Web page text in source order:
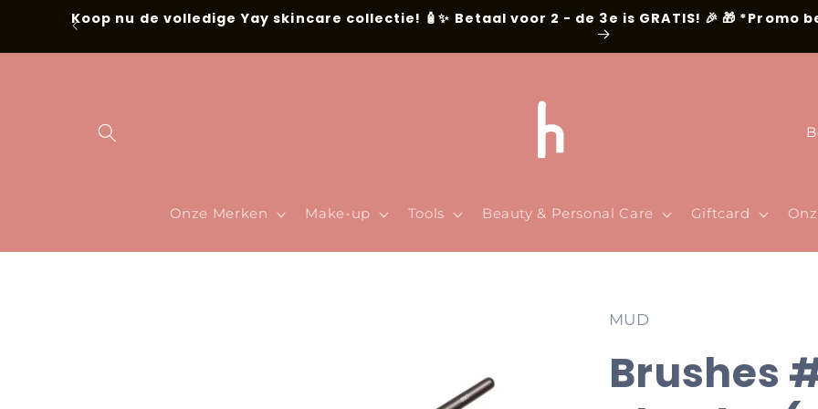
Meteen naar
de content
Koop nu de volledige Yay skincare collectie! 🧴✨ Betaal voor 2 - de 3e is GRATIS! 🎉 🎁
Onze Merken Make-up Tools Beauty & Personal Care Giftcard
d
/
i
o
MUD
Brushes